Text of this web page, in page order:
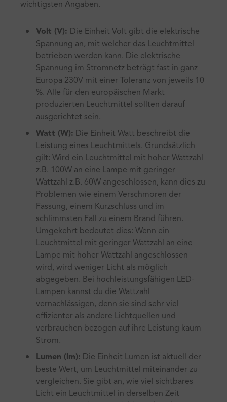
wichtigsten Angaben.
Volt (V): Die Einheit Volt gibt die elektrische
Spannung an, mit welcher das Leuchtmittel
betrieben werden kann. Die elektrische
Spannung im Stromnetz beträgt fast in ganz
Europa 230V mit einer Toleranz von jeweils 10
%. Alle für den europäischen Markt
produzierten Leuchtmittel sollten darauf
ausgerichtet sein.
Watt (W): Die Einheit Watt beschreibt die
Leistung eines Leuchtmittels. Grundsätzlich
gilt: Wird ein Leuchtmittel mit hoher Wattzahl
z.B. 100W an eine Lampe mit geringer
Wattzahl z.B. 60W angeschlossen, kann dies zu
Problemen wie einem Verschmoren der
Fassung, einem Kurzschluss und im
schlimmsten Fall zu einem Brand führen.
Umgekehrt bedeutet dies: Wenn ein
Leuchtmittel mit geringer Wattzahl an eine
Lampe mit hoher Wattzahl angeschlossen
wird, wird weniger Licht als möglich
abgegeben. Bei hochleistungsfähigen LED-
Lampen kannst du die Wattzahl
vernachlässigen, denn sie sind sehr viel
effizienter als andere Lichtquellen und
verbrauchen bezogen auf ihre Leistung kaum
Strom.
Lumen (lm): Die Einheit Lumen ist aktuell der
beste Wert, um Leuchtmittel miteinander zu
vergleichen. Sie gibt an, wie viel sichtbares
Licht ein Leuchtmittel in derselben Zeit